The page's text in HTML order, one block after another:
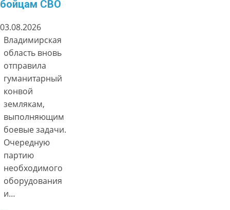
бойцам СВО
03.08.2026
Владимирская
область вновь
отправила
гуманитарный
конвой
землякам,
выполняющим
боевые задачи.
Очередную
партию
необходимого
оборудования
и…